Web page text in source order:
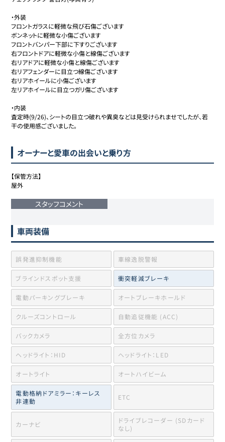
・外装
フロントガラスに軽微な飛び石傷ございます
ボンネットに軽微な小傷ございます
フロントバンパー下部に下すりございます
右フロントドアに軽微な小傷と線傷ございます
右リアドアに軽微な小傷と線傷ございます
右リアフェンダーに目立つ線傷ございます
右リアホイールに小傷ございます
左リアホイールに目立つガリ傷ございます
・内装
査定時(9/26)、シートの目立つ破れや異臭などは見受けられませでしたが、若
干の使用感ございました。
オーナーと愛車の出会いと乗り方
【保管方法】
屋外
スタッフコメント
車両装備
誤発進抑制機能 車線逸脱警報
ブラインドスポット支援 衝突軽減ブレーキ
電動パーキングブレーキ オートブレーキホールド
クルーズコントロール 自動追従機能 (ACC)
バックカメラ 全方位カメラ
ヘッドライト：HID ヘッドライト：LED
オートライト オートハイビーム
電動格納ドアミラー：キーレス
非連動
ETC
カーナビ
ドライブレコーダー (SDカード
なし)